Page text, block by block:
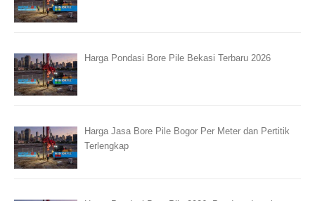
Harga Pondasi Bore Pile Bekasi Terbaru 2026
Harga Jasa Bore Pile Bogor Per Meter dan Pertitik
Terlengkap